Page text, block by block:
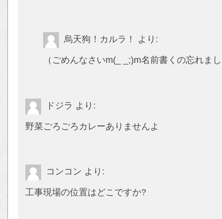
烏天狗！カルラ！ より:
（ごめんなさいm(_ _;)m名前書くの忘れま
ドジラ より:
野菜ごろごろカレーありませんよ
コンコン より:
工事現場の位置はどこですか?